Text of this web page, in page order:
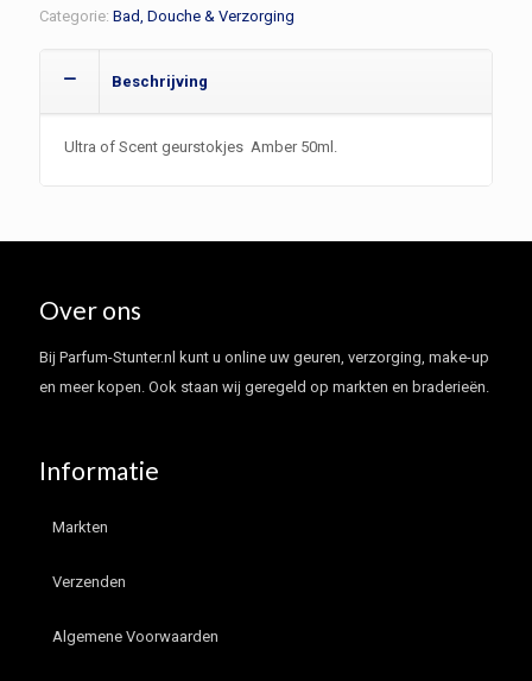
Amber
Categorie: Bad, Douche & Verzorging
Beschrijving
Ultra of Scent geurstokjes Amber 50ml.
Over ons
Bij Parfum-Stunter.nl kunt u online uw geuren, verzorging, make-up
en meer kopen. Ook staan wij geregeld op markten en braderieën.
Informatie
Markten
Verzenden
Algemene Voorwaarden